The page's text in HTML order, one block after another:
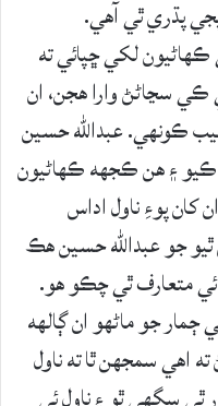
پڌري ٿي آهي.
لکي ڇپائي ته
ڪي سڃاڻڻ وارا هجن، ان
ڪونهي. عبدالله حسين
۽ هن ڪجهه ڪهاڻيون
کان پوءِ ناول اداس
جو عبدالله حسين هڪ
ئي متعارف ٿي چڪو هو.
جو ماڻهو ان ڳالهه
اهي سمجهن ٿا ته ناول